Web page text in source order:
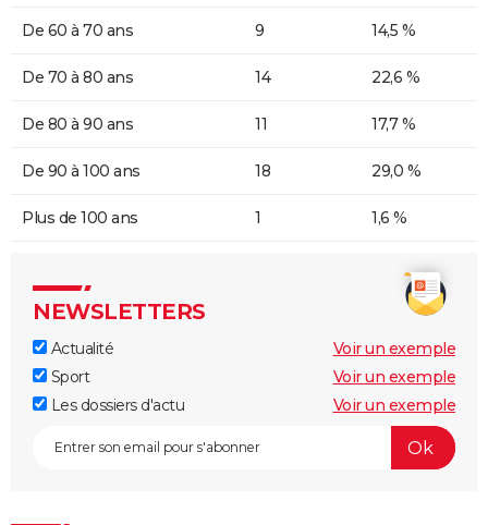
De 60 à 70 ans 9 14,5 %
De 70 à 80 ans 14 22,6 %
De 80 à 90 ans 11 17,7 %
De 90 à 100 ans 18 29,0 %
Plus de 100 ans 1 1,6 %
NEWSLETTERS
Actualité
Voir un exemple
Sport
Voir un exemple
Les dossiers d'actu
Voir un exemple